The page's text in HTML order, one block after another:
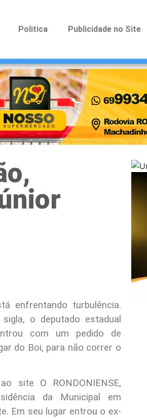
Politica Publicidade no Site
enfrentando turbulência.
o deputado estadual
com um pedido de
do Boi, para não correr o
site O RONDONIENSE,
da Municipal em
Em seu lugar entrou o ex-